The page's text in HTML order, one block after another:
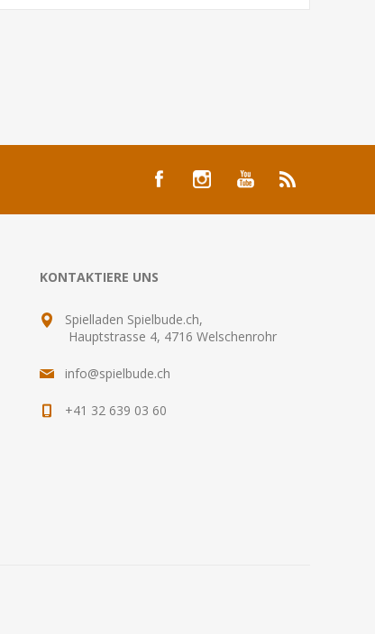
KONTAKTIERE UNS
Spielladen Spielbude.ch,
Hauptstrasse 4, 4716 Welschenrohr
info@spielbude.ch
+41 32 639 03 60